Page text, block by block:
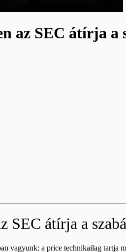
az SEC átírja a
SEC átírja a
vagyunk: a price technikailag tartja